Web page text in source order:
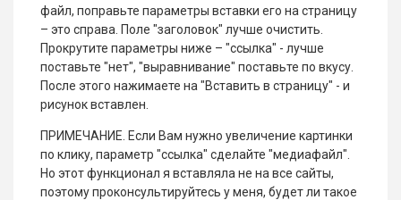
файл, поправьте параметры вставки его на страницу
– это справа. Поле "заголовок" лучше очистить.
Прокрутите параметры ниже – "ссылка" - лучше
поставьте "нет", "выравнивание" поставьте по вкусу.
После этого нажимаете на "Вставить в страницу" - и
рисунок вставлен.
ПРИМЕЧАНИЕ. Если Вам нужно увеличение картинки
по клику, параметр "ссылка" сделайте "медиафайл".
Но этот функционал я вставляла не на все сайты,
поэтому проконсультируйтесь у меня, будет ли такое